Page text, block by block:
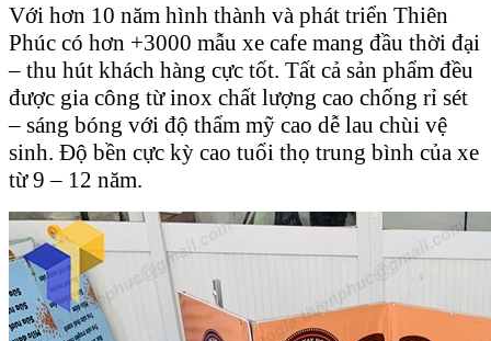
Với hơn 10 năm hình thành và phát triển Thiên
Phúc có hơn +3000 mẫu xe cafe mang đầu thời đại
– thu hút khách hàng cực tốt. Tất cả sản phẩm đều
được gia công từ inox chất lượng cao chống rỉ sét
– sáng bóng với độ thẩm mỹ cao dễ lau chùi vệ
sinh. Độ bền cực kỳ cao tuổi thọ trung bình của xe
từ 9 – 12 năm.